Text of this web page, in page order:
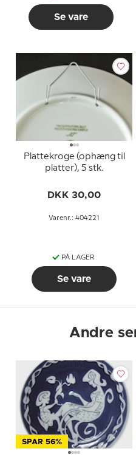
Se vare
Plattekroge (ophæng til
platter), 5 stk.
DKK 30,00
Varenr.: 404221
PÅ LAGER
Se vare
Andre
SPAR 56%